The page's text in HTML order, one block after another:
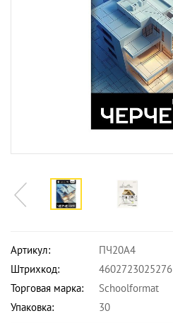
Артикул:
ПЧ20А4
Штрихкод:
4602723025276
Торговая марка:
Schoolformat
Упаковка:
30